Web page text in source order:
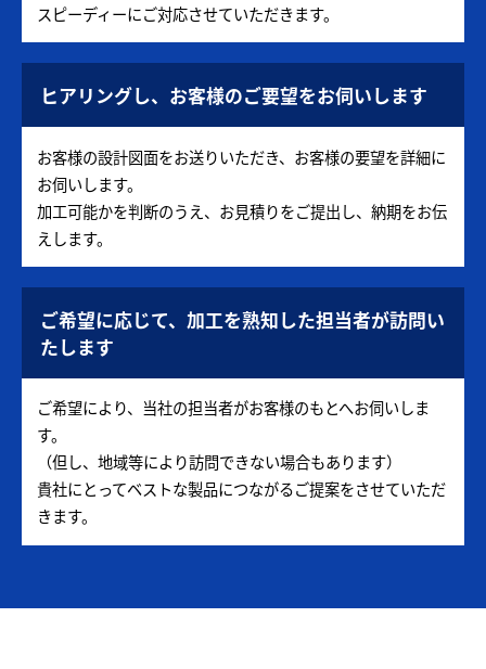
スピーディーにご対応させていただきます。
ヒアリングし、お客様のご要望をお伺いします
お客様の設計図面をお送りいただき、お客様の要望を詳細に
お伺いします。
加工可能かを判断のうえ、お見積りをご提出し、納期をお伝
えします。
ご希望に応じて、加工を熟知した担当者が訪問い
たします
ご希望により、当社の担当者がお客様のもとへお伺いしま
す。
（但し、地域等により訪問できない場合もあります）
貴社にとってベストな製品につながるご提案をさせていただ
きます。